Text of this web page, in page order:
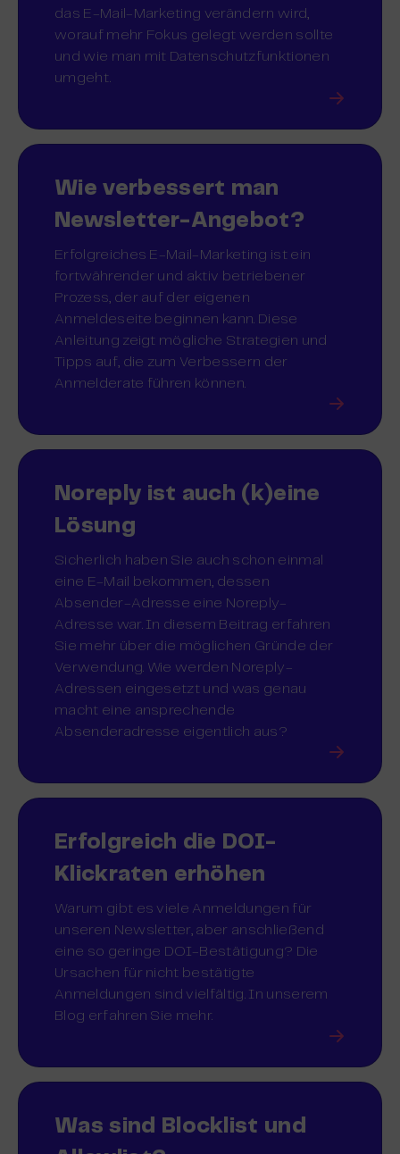
das E-Mail-Marketing verändern wird,
worauf mehr Fokus gelegt werden sollte
und wie man mit Datenschutzfunktionen
umgeht.
Wie verbessert man
Newsletter-Angebot?
Erfolgreiches E-Mail-Marketing ist ein
fortwährender und aktiv betriebener
Prozess, der auf der eigenen
Anmeldeseite beginnen kann. Diese
Anleitung zeigt mögliche Strategien und
Tipps auf, die zum Verbessern der
Anmelderate führen können.
Noreply ist auch (k)eine
Lösung
Sicherlich haben Sie auch schon einmal
eine E-Mail bekommen, dessen
Absender-Adresse eine Noreply-
Adresse war. In diesem Beitrag erfahren
Sie mehr über die möglichen Gründe der
Verwendung. Wie werden Noreply-
Adressen eingesetzt und was genau
macht eine ansprechende
Absenderadresse eigentlich aus?
Erfolgreich die DOI-
Klickraten erhöhen
Warum gibt es viele Anmeldungen für
unseren Newsletter, aber anschließend
eine so geringe DOI-Bestätigung? Die
Ursachen für nicht bestätigte
Anmeldungen sind vielfältig. In unserem
Blog erfahren Sie mehr.
Was sind Blocklist und